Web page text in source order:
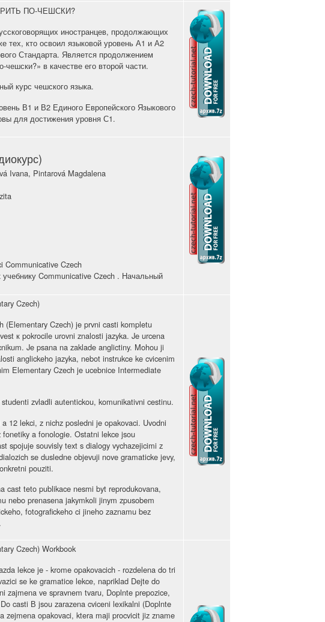
ПО-ЧЕШСКИ?
иностранцев, продолжающих
тех, кто освоил языковой уровень А1 и А2
Стандарта. Является продолжением
чешски?» в качестве его второй части.
курс чешского языка.
В1 и В2 Единого Европейского Языкового
для достижения уровня С1.
Ivana, Pintarová Magdalena
Communicative Czech
Communicative Czech . Начальный
Czech)
(Elementary Czech) je prvni casti kompletu
к pokrocile urovni znalosti jazyka. Je urcena
Je psana na zaklade anglictiny. Mohou ji
anglickeho jazyka, nebot instrukce ke cvicenim
Elementary Czech je ucebnice Intermediate
zvladli autentickou, komunikativni cestinu.
12 lekci, z nichz posledni je opakovaci. Uvodni
a fonologie. Ostatni lekce jsou
spojuje souvisly text s dialogy vychazejicimi z
se dusledne objevuji nove gramaticke jevy,
pouziti.
cast teto publikace nesmi byt reprodukovana,
nebo prenasena jakymkoli jinym zpusobem
fotografickeho ci jineho zaznamu bez
Czech) Workbook
lekce je - krome opakovacich - rozdelena do tri
se ke gramatice lekce, napriklad Dejte do
zajmena ve spravnem tvaru, Doplnte prepozice,
casti В jsou zarazena cviceni lexikalni (Doplnte
zejmena opakovaci, ktera maji procvicit jiz zname